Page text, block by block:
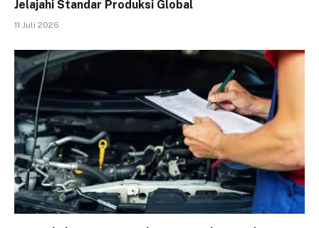
Jelajahi Standar Produksi Global
11 Juli 2026